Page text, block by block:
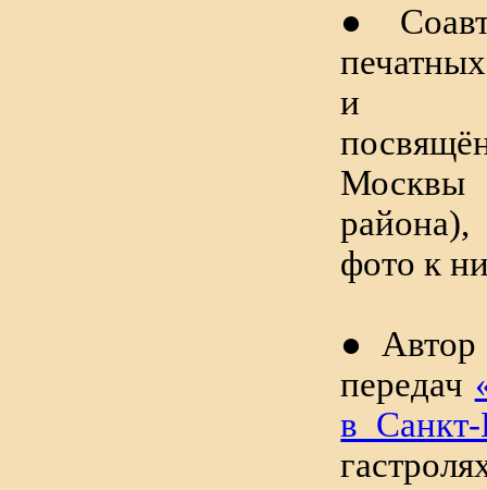
●
и
Москвы
фото к
● Автор
передач
в Санкт-